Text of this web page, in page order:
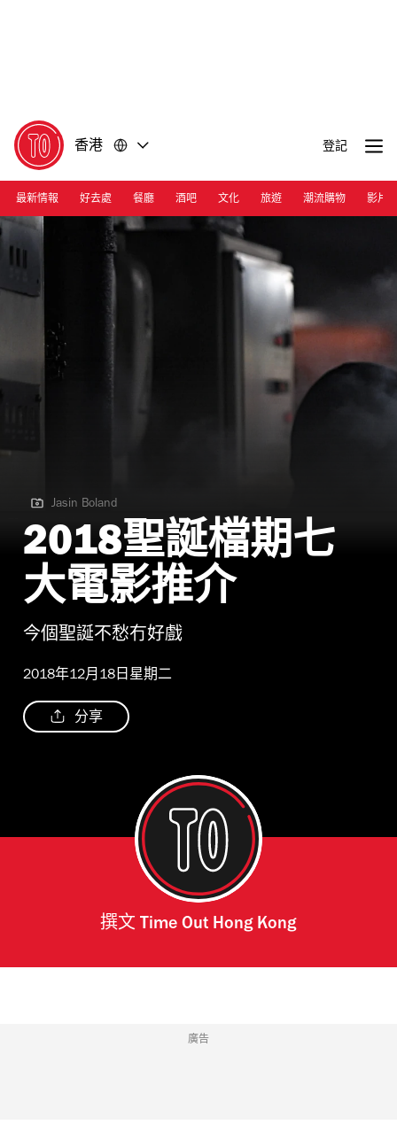
香港 登記
最新情報 好去處 餐廳 酒吧 文化 旅遊 潮流購物 影片
Jasin Boland
Jasin Boland
2018聖誕檔期七
大電影推介
今個聖誕不愁冇好戲
2018年12月18日星期二
分享
撰文 Time Out Hong Kong
廣告